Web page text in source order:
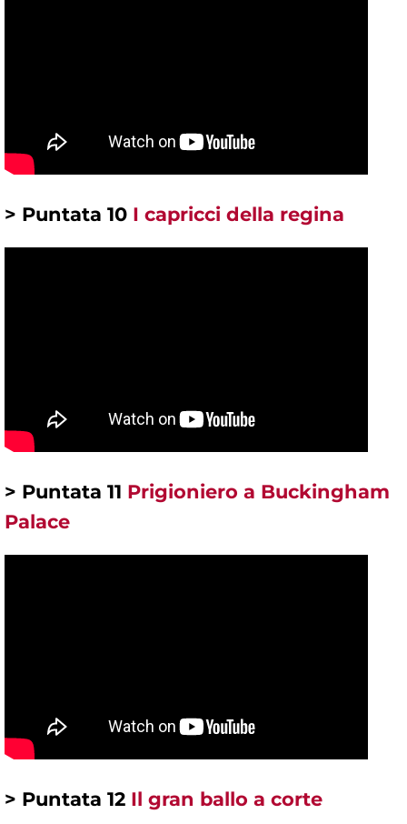
> Puntata 10 I capricci della regina
> Puntata 11 Prigioniero a Buckingham
Palace
> Puntata 12 Il gran ballo a corte